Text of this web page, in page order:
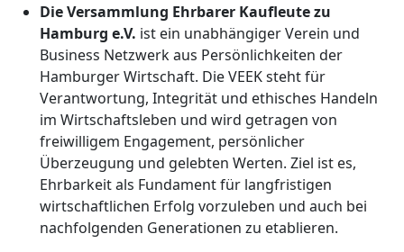
Die Versammlung Ehrbarer Kaufleute zu
Hamburg e.V. ist ein unabhängiger Verein und
Business Netzwerk aus Persönlichkeiten der
Hamburger Wirtschaft. Die VEEK steht für
Verantwortung, Integrität und ethisches Handeln
im Wirtschaftsleben und wird getragen von
freiwilligem Engagement, persönlicher
Überzeugung und gelebten Werten. Ziel ist es,
Ehrbarkeit als Fundament für langfristigen
wirtschaftlichen Erfolg vorzuleben und auch bei
nachfolgenden Generationen zu etablieren.